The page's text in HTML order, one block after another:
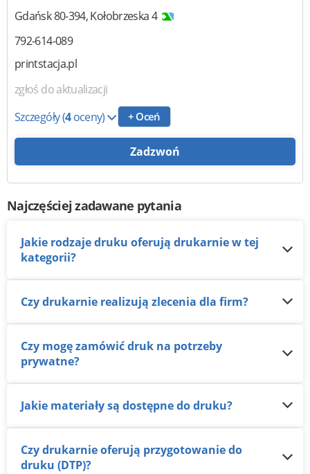
Gdańsk80-394,Kołobrzeska 4
792-614-089
printstacja.pl
zgłoś do aktualizacji
Szczegóły(4oceny) + Oceń
Zadzwoń
Najczęściej zadawane pytania
Jakie rodzaje druku oferują drukarnie w tej
kategorii?
Czy drukarnie realizują zlecenia dla firm?
Czy mogę zamówić druk na potrzeby
prywatne?
Jakie materiały są dostępne do druku?
Czy drukarnie oferują przygotowanie do
druku (DTP)?